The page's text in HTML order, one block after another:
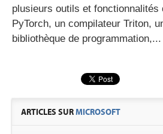
plusieurs outils et fonctionnalités
PyTorch, un compilateur Triton,
bibliothèque de programmation,...
ARTICLES SURMICROSOFT